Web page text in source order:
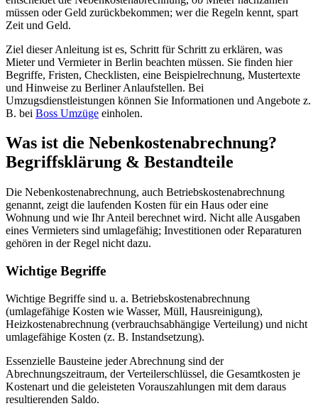
müssen oder Geld zurückbekommen; wer die Regeln kennt, spart
Zeit und Geld.
Ziel dieser Anleitung ist es, Schritt für Schritt zu erklären, was
Mieter und Vermieter in Berlin beachten müssen. Sie finden hier
Begriffe, Fristen, Checklisten, eine Beispielrechnung, Mustertexte
und Hinweise zu Berliner Anlaufstellen. Bei
Umzugsdienstleistungen können Sie Informationen und Angebote z.
B. bei Boss Umzüge einholen.
Was ist die Nebenkostenabrechnung?
Begriffsklärung & Bestandteile
Die Nebenkostenabrechnung, auch Betriebskostenabrechnung
genannt, zeigt die laufenden Kosten für ein Haus oder eine
Wohnung und wie Ihr Anteil berechnet wird. Nicht alle Ausgaben
eines Vermieters sind umlagefähig; Investitionen oder Reparaturen
gehören in der Regel nicht dazu.
Wichtige Begriffe
Wichtige Begriffe sind u. a. Betriebskostenabrechnung
(umlagefähige Kosten wie Wasser, Müll, Hausreinigung),
Heizkostenabrechnung (verbrauchsabhängige Verteilung) und nicht
umlagefähige Kosten (z. B. Instandsetzung).
Essenzielle Bausteine jeder Abrechnung sind der
Abrechnungszeitraum, der Verteilerschlüssel, die Gesamtkosten je
Kostenart und die geleisteten Vorauszahlungen mit dem daraus
resultierenden Saldo.